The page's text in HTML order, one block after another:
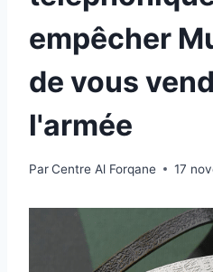
empêcher
de vous
l'armée
ParCentre Al Forqane 17